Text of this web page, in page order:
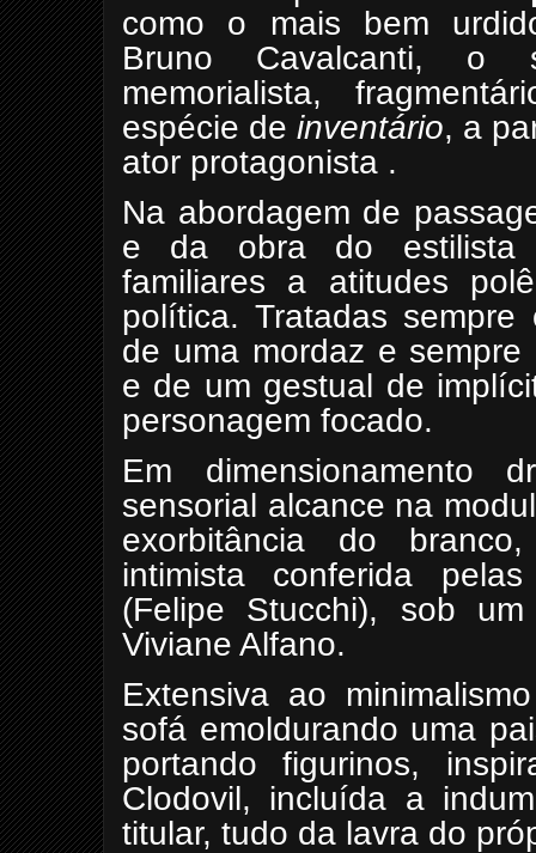
como o mais bem
Bruno Cavalcanti, o
memorialista,
espécie de inventário, a
ator protagonista .
Na abordagem de
e da obra do estilista
familiares a atitudes
política. Tratadas
de uma mordaz e sempre
e de um gestual de
personagem focado.
Em dimensionamento
sensorial alcance na
exorbitância do
intimista conferida
(Felipe Stucchi), sob
Viviane Alfano.
Extensiva ao
sofá emoldurando uma
portando figurinos,
Clodovil, incluída a
titular, tudo da lavra do